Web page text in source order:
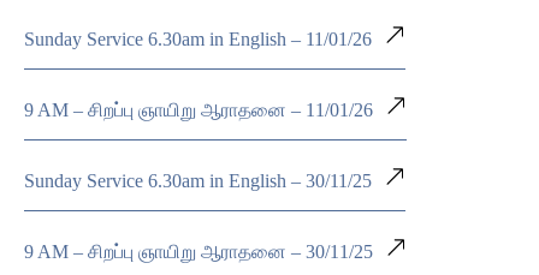
Sunday Service 6.30am in English – 11/01/26
9 AM – சிறப்பு ஞாயிறு ஆராதனை – 11/01/26
Sunday Service 6.30am in English – 30/11/25
9 AM – சிறப்பு ஞாயிறு ஆராதனை – 30/11/25